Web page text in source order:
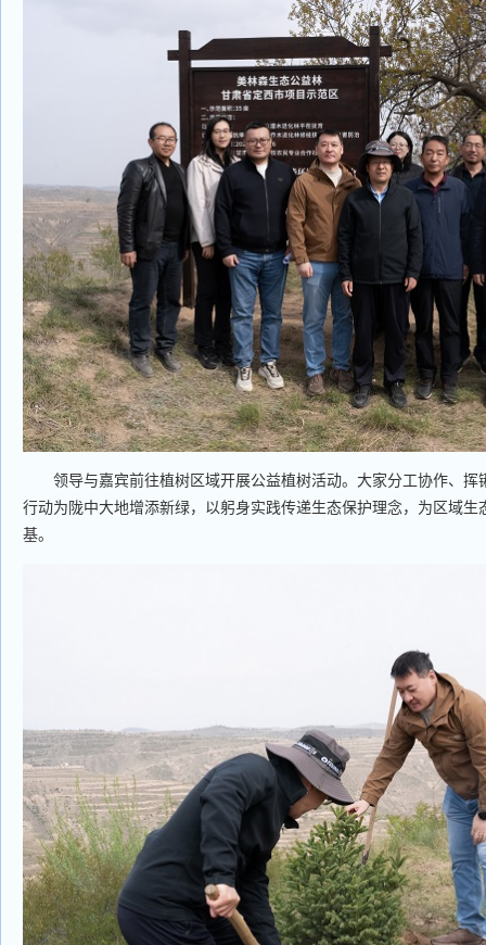
领导与嘉宾前往植树区域开展公益植树活动。大家分工协作、挥
行动为陇中大地增添新绿，以躬身实践传递生态保护理念，为区域生
基。